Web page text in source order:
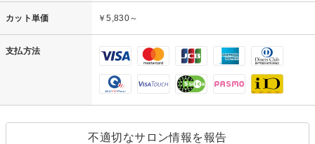
カット単価 ￥5,830～
支払方法
不適切なサロン情報を報告